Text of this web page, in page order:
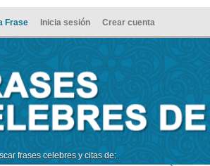
Frase Inicia sesión Crear cuenta
frases celebres y citas de: